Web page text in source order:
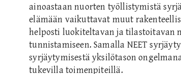
ainoastaan nuorten työllistymistä
elämään vaikuttavat muut
helposti luokiteltavan ja tilastoitavan
tunnistamiseen. Samalla NEET
syrjäytymisestä yksilötason
tukevilla toimenpiteillä.